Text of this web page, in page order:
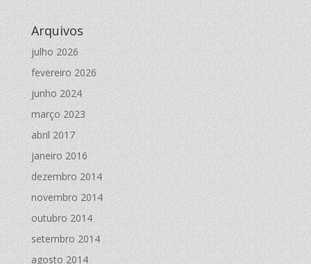
Arquivos
julho 2026
fevereiro 2026
junho 2024
março 2023
abril 2017
janeiro 2016
dezembro 2014
novembro 2014
outubro 2014
setembro 2014
agosto 2014